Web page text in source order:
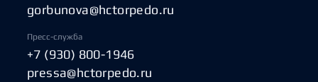
gorbunova@hctorpedo.ru
Пресс-служба
+7 (930) 800-1946
pressa@hctorpedo.ru